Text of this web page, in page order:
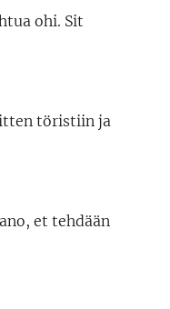
ohi. Sit
töristiin ja
et tehdään